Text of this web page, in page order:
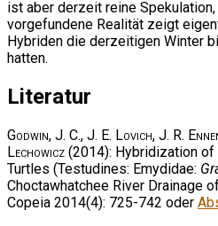
ist aber derzeit reine
vorgefundene Realität zeigt
Hybriden die derzeitigen Winter
hatten.
Literatur
Godwin, J. C., J. E. Lovich, J. R.
Lechowicz (2014): Hybridization
Turtles (Testudines: Emydidae:
Choctawhatchee River Drainage
Copeia 2014(4): 725-742 oder